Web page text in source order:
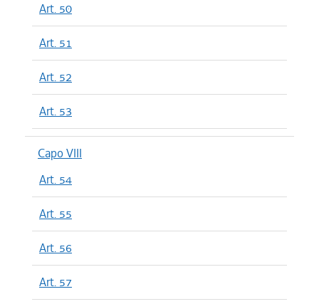
Art. 50
Art. 51
Art. 52
Art. 53
Capo VIII
Art. 54
Art. 55
Art. 56
Art. 57